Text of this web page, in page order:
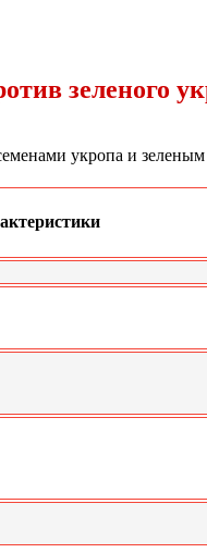
зеленого
укропа и